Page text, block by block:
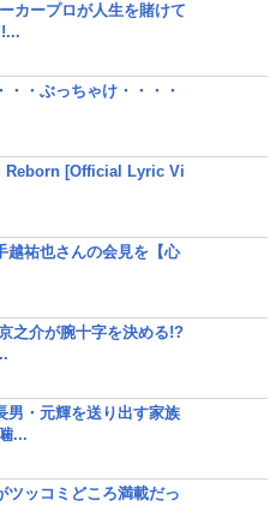
カープロが人生を賭けて
・・ぶっちゃけ・・・・
Reborn [Official Lyric Vi
越祐也さんの会見を【心
之介が腕十字を決める!?
男・元輝を送り出す家族
...
ツッコミどころ満載だっ